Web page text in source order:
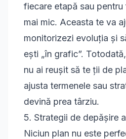
fiecare etapă sau
mai mic. Aceasta te va
monitorizezi evoluția și
ești „în grafic”.
nu ai reușit să te ții de
ajusta termenele sau
devină prea târziu.
5. Strategii de depășire
Niciun plan nu este